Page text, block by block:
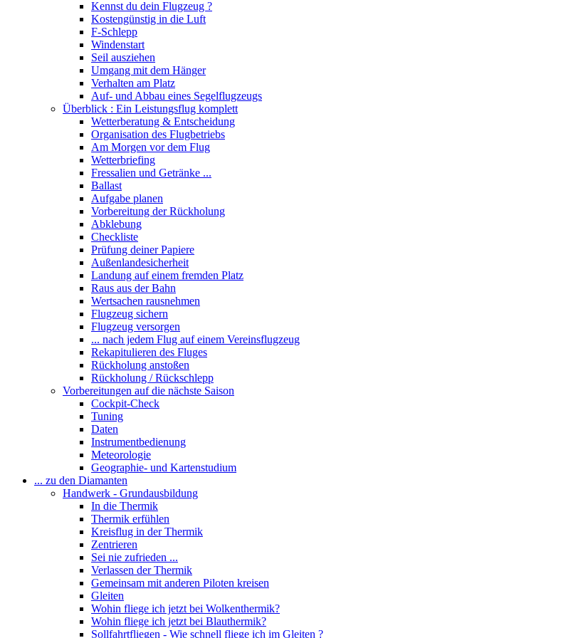
Kennst du dein Flugzeug ?
Kostengünstig in die Luft
F-Schlepp
Windenstart
Seil ausziehen
Umgang mit dem Hänger
Verhalten am Platz
Auf- und Abbau eines Segelflugzeugs
Überblick : Ein Leistungsflug komplett
Wetterberatung & Entscheidung
Organisation des Flugbetriebs
Am Morgen vor dem Flug
Wetterbriefing
Fressalien und Getränke ...
Ballast
Aufgabe planen
Vorbereitung der Rückholung
Abklebung
Checkliste
Prüfung deiner Papiere
Außenlandesicherheit
Landung auf einem fremden Platz
Raus aus der Bahn
Wertsachen rausnehmen
Flugzeug sichern
Flugzeug versorgen
... nach jedem Flug auf einem Vereinsflugzeug
Rekapitulieren des Fluges
Rückholung anstoßen
Rückholung / Rückschlepp
Vorbereitungen auf die nächste Saison
Cockpit-Check
Tuning
Daten
Instrumentbedienung
Meteorologie
Geographie- und Kartenstudium
... zu den Diamanten
Handwerk - Grundausbildung
In die Thermik
Thermik erfühlen
Kreisflug in der Thermik
Zentrieren
Sei nie zufrieden ...
Verlassen der Thermik
Gemeinsam mit anderen Piloten kreisen
Gleiten
Wohin fliege ich jetzt bei Wolkenthermik?
Wohin fliege ich jetzt bei Blauthermik?
Sollfahrtfliegen - Wie schnell fliege ich im Gleiten ?